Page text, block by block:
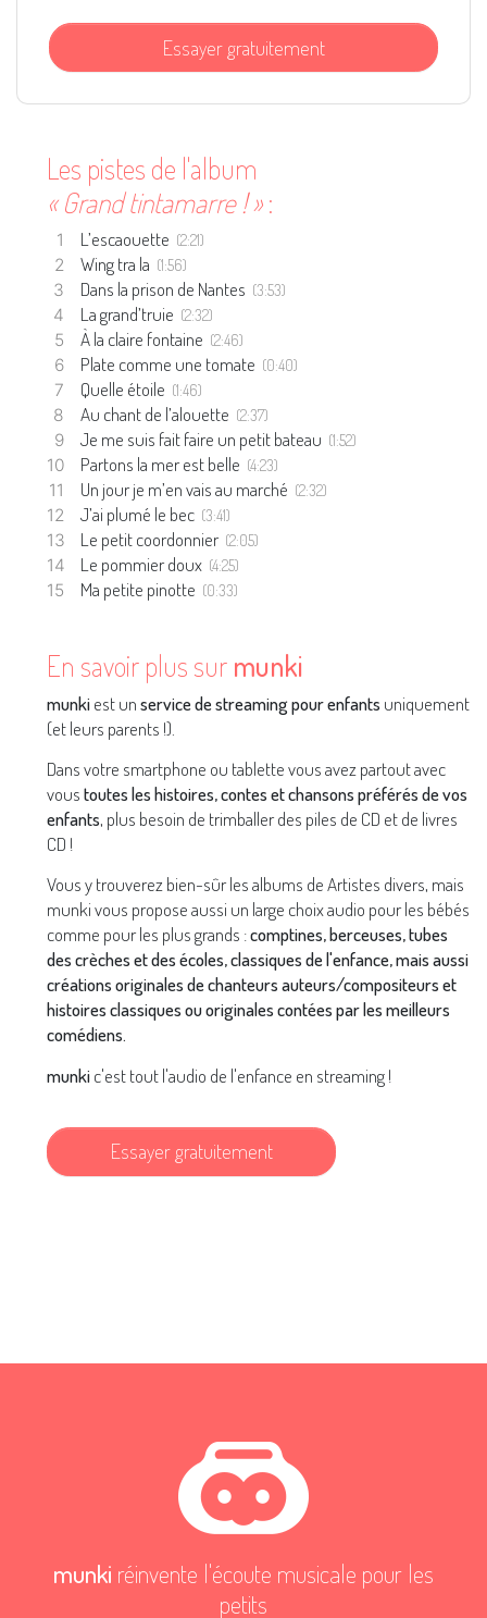
Essayer gratuitement
Les pistes de l'album
« Grand tintamarre ! »:
L’escaouette (2:21)
Wing tra la (1:56)
Dans la prison de Nantes (3:53)
La grand’truie (2:32)
À la claire fontaine (2:46)
Plate comme une tomate (0:40)
Quelle étoile (1:46)
Au chant de l’alouette (2:37)
Je me suis fait faire un petit bateau (1:52)
Partons la mer est belle (4:23)
Un jour je m’en vais au marché (2:32)
J’ai plumé le bec (3:41)
Le petit coordonnier (2:05)
Le pommier doux (4:25)
Ma petite pinotte (0:33)
En savoir plus sur munki
munkiest unservice de streaming pour enfants uniquement
(et leurs parents !).
Dans votre smartphone ou tablette vous avez partout avec
voustoutes les histoires, contes et chansons préférés de vos
enfants, plus besoin de trimballer des piles de CD et de livres
CD !
Vous y trouverez bien-sûr les albums de Artistes divers, mais
munki vous propose aussi un large choix audio pour les bébés
comme pour les plus grands :comptines, berceuses, tubes
des crèches et des écoles, classiques de l'enfance, mais aussi
créations originales de chanteurs auteurs/compositeurs et
histoires classiques ou originales contées par les meilleurs
comédiens.
munkic'est tout l'audio de l'enfance en streaming !
Essayer gratuitement
munki réinvente l'écoute musicale pour les
petits